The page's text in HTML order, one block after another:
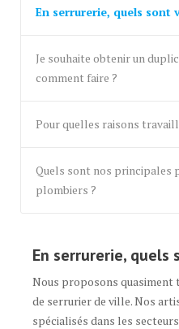
En serrurerie, quels sont
Je souhaite obtenir un
comment faire ?
Pour quelles raisons
Quels sont nos principales
plombiers ?
En serrurerie, quels
Nous proposons
de serrurier de ville. Nos
spécialisés dans les